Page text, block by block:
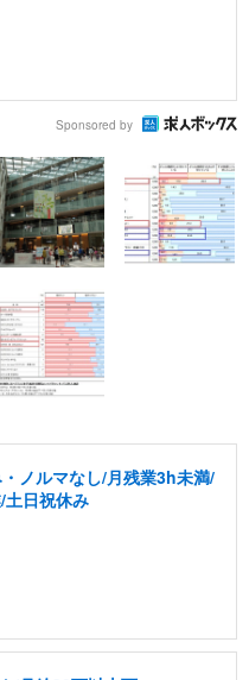
Sponsored by
ノルマなし/月残業3h未満/
土日祝休み